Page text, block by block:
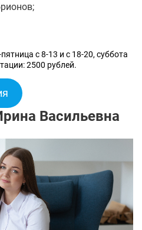
с 8-13 и с 18-20, суббота
2500 рублей.
Васильевна